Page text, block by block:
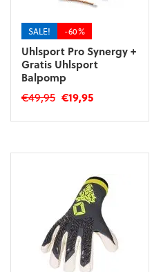
SALE! -60%
Uhlsport Pro Synergy +
Gratis Uhlsport
Balpomp
€49,95 Oorspronkelijke
€19,95Huidige